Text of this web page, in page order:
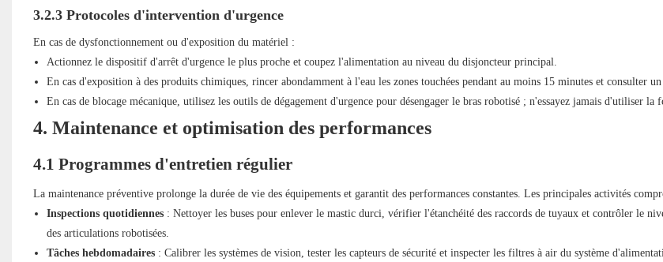
3.2.3 Protocoles d'intervention d'urgence
En cas de dysfonctionnement ou d'exposition du matériel :
Actionnez le dispositif d'arrêt d'urgence le plus proche et coupez l'alimentation au niveau du disjoncteur principal.
En cas d'exposition à des produits chimiques, rincer abondamment à l'eau les zones touchées pendant au moins 15 minutes et consulter
En cas de blocage mécanique, utilisez les outils de dégagement d'urgence pour désengager le bras robotisé ; n'essayez jamais d'utiliser la
4. Maintenance et optimisation des performances
4.1 Programmes d'entretien régulier
La maintenance préventive prolonge la durée de vie des équipements et garantit des performances constantes. Les principales activités
Inspections quotidiennes: Nettoyer les buses pour enlever le mastic durci, vérifier l'étanchéité des raccords de tuyaux et contrôler le
des articulations robotisées.
Tâches hebdomadaires: Calibrer les systèmes de vision, tester les capteurs de sécurité et inspecter les filtres à air du système